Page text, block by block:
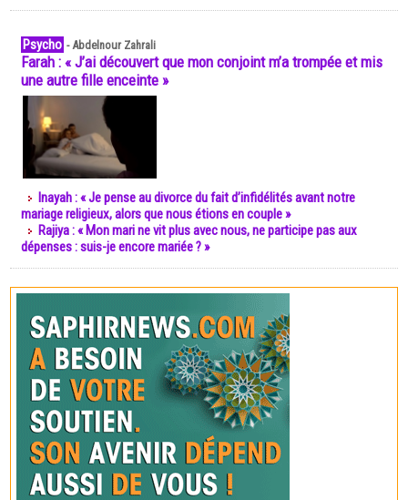
Psycho -Abdelnour Zahrali
Farah : « J’ai découvert que mon conjoint m’a trompée et mis
une autre fille enceinte »
Inayah : « Je pense au divorce du fait d’infidélités avant notre
mariage religieux, alors que nous étions en couple »
Rajiya : « Mon mari ne vit plus avec nous, ne participe pas aux
dépenses : suis-je encore mariée ? »